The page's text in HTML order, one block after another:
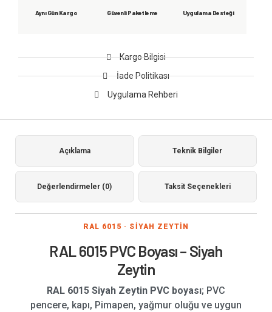
Aynı Gün Kargo Güvenli Paketleme Uygulama Desteği
Kargo Bilgisi
İade Politikası
Uygulama Rehberi
Açıklama Teknik Bilgiler
Değerlendirmeler (0) Taksit Seçenekleri
RAL 6015 · SİYAH ZEYTİN
RAL 6015 PVC Boyası – Siyah
Zeytin
RAL 6015 Siyah Zeytin PVC boyası; PVC
pencere, kapı, Pimapen, yağmur oluğu ve uygun